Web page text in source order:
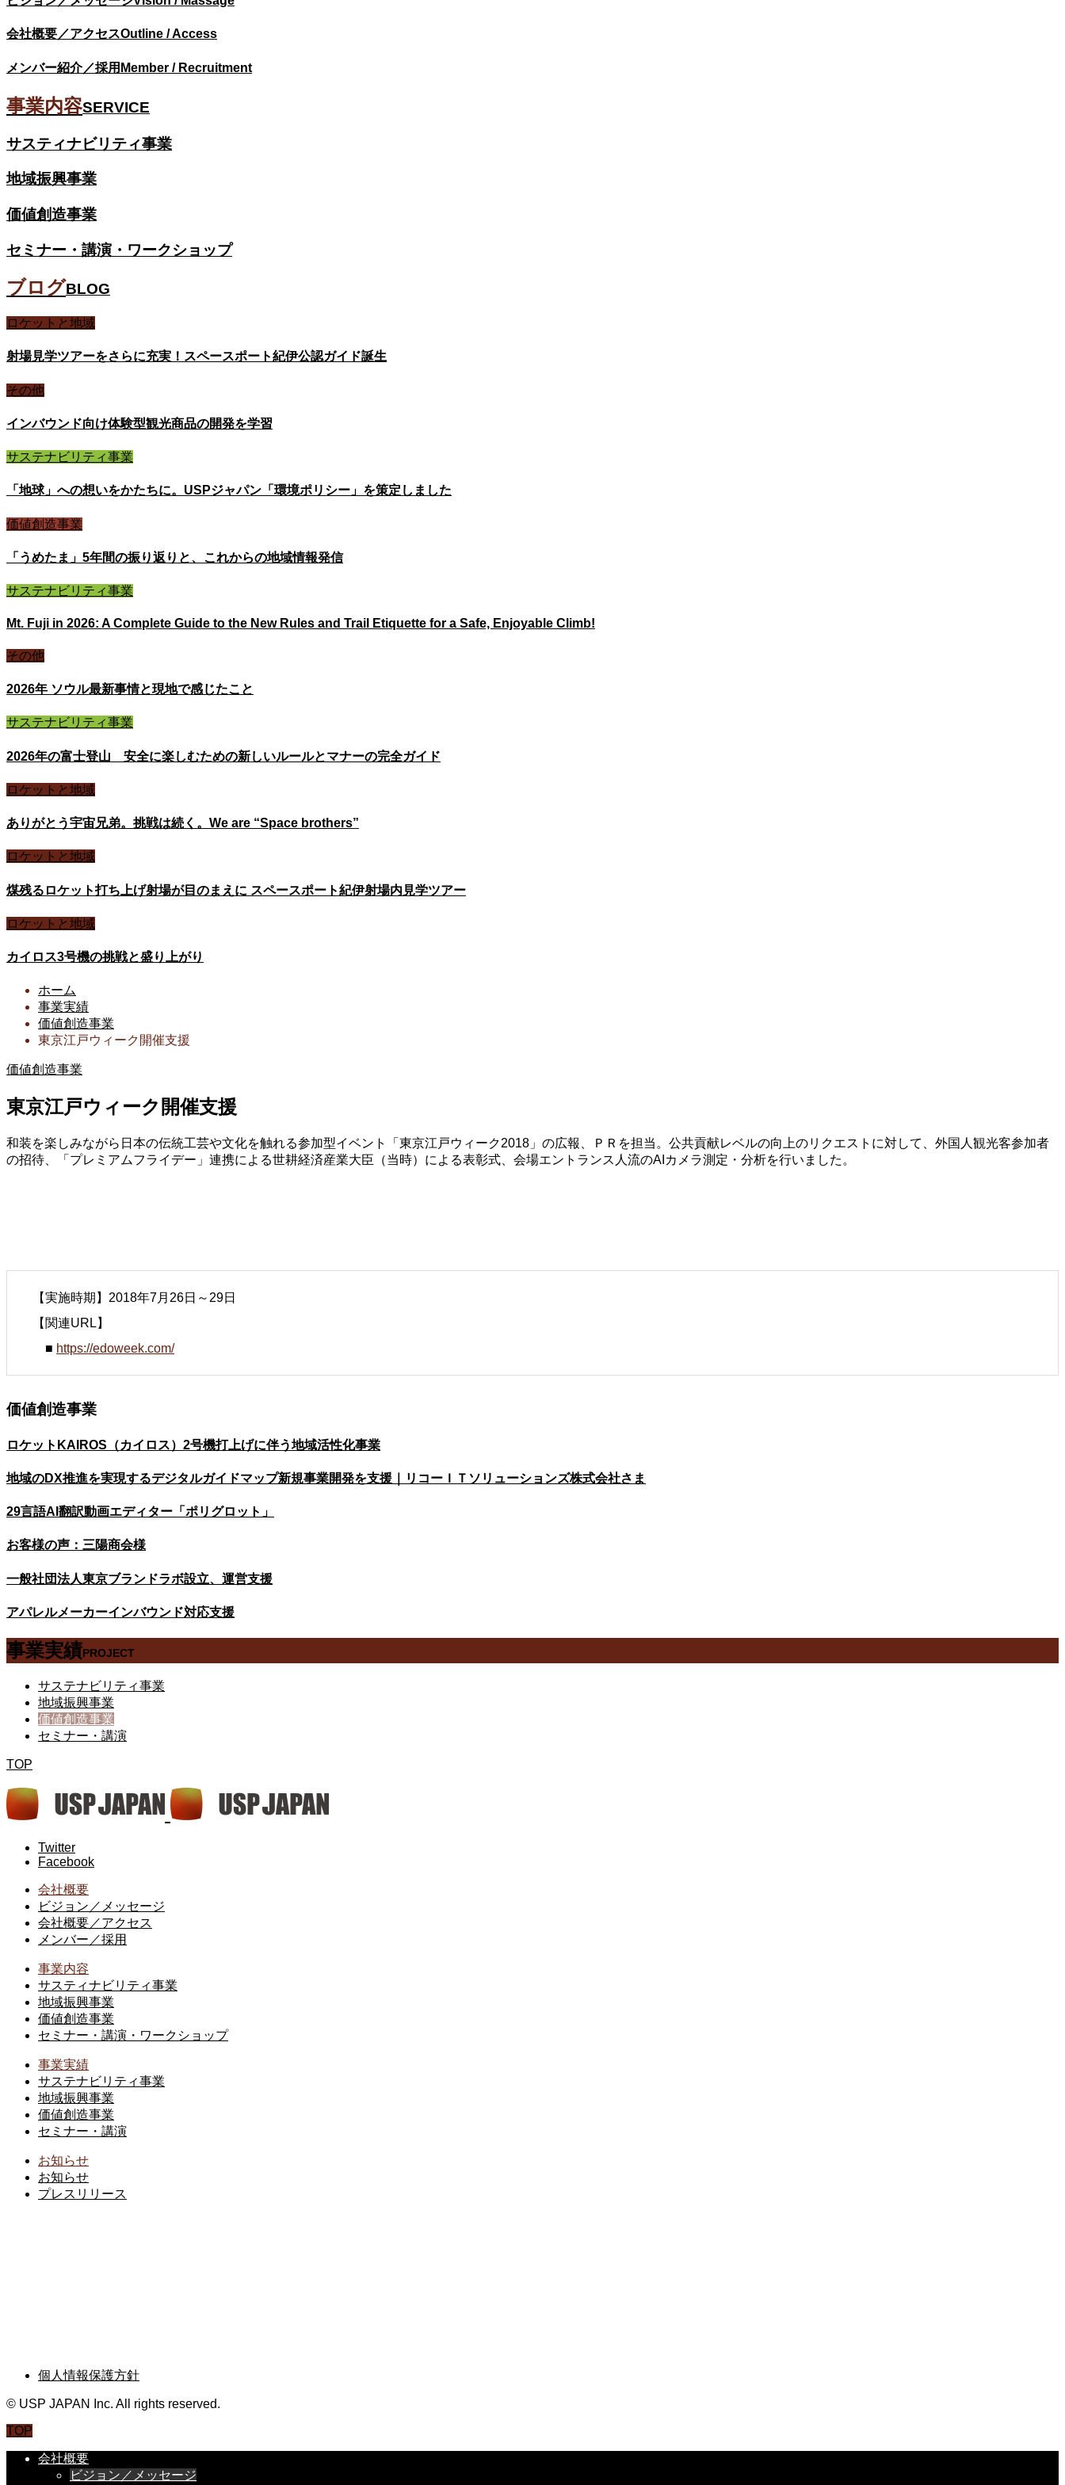
会社概要／アクセスOutline / Access
メンバー紹介／採用 Member / Recruitment
事業内容SERVICE
サスティナビリティ事業
地域振興事業
価値創造事業
セミナー・講演・ワークショップ
ブログBLOG
ロケットと地域
射場見学ツアーをさらに充実！スペースポート紀伊公認ガイド誕生
その他
インバウンド向け体験型観光商品の開発を学習
サステナビリティ事業
「地球」への想いをかたちに。USPジャパン「環境ポリシー」を策定しました
価値創造事業
「うめたま」5年間の振り返りと、これからの地域情報発信
サステナビリティ事業
Mt. Fuji in 2026: A Complete Guide to the New Rules and Trail Etiquette for a Safe, Enjoyable Climb!
その他
2026年 ソウル最新事情と現地で感じたこと
サステナビリティ事業
2026年の富士登山 安全に楽しむための新しいルールとマナーの完全ガイド
ロケットと地域
ありがとう宇宙兄弟。挑戦は続く。We are “Space brothers”
ロケットと地域
煤残るロケット打ち上げ射場が目のまえに スペースポート紀伊射場内見学ツアー
ロケットと地域
カイロス3号機の挑戦と盛り上がり
ホーム
事業実績
価値創造事業
東京江戸ウィーク開催支援
価値創造事業
東京江戸ウィーク開催支援
和装を楽しみながら日本の伝統工芸や文化を触れる参加型イベント「東京江戸ウィーク2018」の広報、ＰＲを担当。公共貢献レベルの向上のリクエストに対して、外国人観光客参加者
の招待、「プレミアムフライデー」連携による世耕経済産業大臣（当時）による表彰式、会場エントランス人流のAIカメラ測定・分析を行いました。
【実施時期】2018年7月26日～29日
【関連URL】
■ https://edoweek.com/
価値創造事業
ロケットKAIROS（カイロス）2号機打上げに伴う地域活性化事業
地域のDX推進を実現するデジタルガイドマップ新規事業開発を支援｜リコーＩＴソリューションズ株式会社さま
29言語AI翻訳動画エディター「ポリグロット」
お客様の声：三陽商会様
一般社団法人東京ブランドラボ設立、運営支援
アパレルメーカーインバウンド対応支援
事業実績PROJECT
サステナビリティ事業
地域振興事業
価値創造事業
セミナー・講演
TOP
Twitter
Facebook
会社概要
ビジョン／メッセージ
会社概要／アクセス
メンバー／採用
事業内容
サスティナビリティ事業
地域振興事業
価値創造事業
セミナー・講演・ワークショップ
事業実績
サステナビリティ事業
地域振興事業
価値創造事業
セミナー・講演
お知らせ
お知らせ
プレスリリース
個人情報保護方針
© USP JAPAN Inc. All rights reserved.
TOP
会社概要
ビジョン／メッセージ